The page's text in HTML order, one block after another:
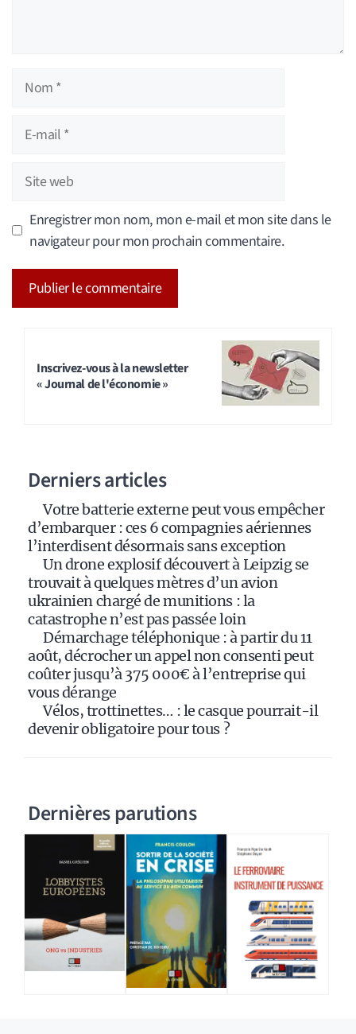
Nom
Site
web
Enregistrer mon nom, mon e-mail et mon site dans le
navigateur pour mon prochain commentaire.
Inscrivez-vous à la newsletter
« Journal de l'économie »
Derniers articles
Votre batterie externe peut vous empêcher
d’embarquer : ces 6 compagnies aériennes
l’interdisent désormais sans exception
Un drone explosif découvert à Leipzig se
trouvait à quelques mètres d’un avion
ukrainien chargé de munitions : la
catastrophe n’est pas passée loin
Démarchage téléphonique : à partir du 11
août, décrocher un appel non consenti peut
coûter jusqu’à 375 000€ à l’entreprise qui
vous dérange
Vélos, trottinettes… : le casque pourrait-il
devenir obligatoire pour tous ?
Dernières parutions